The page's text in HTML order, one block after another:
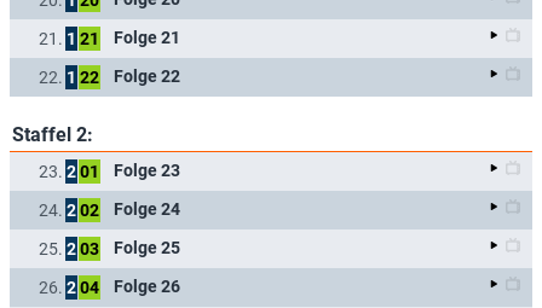
21. 1 21 Folge 21
22. 1 22 Folge 22
Staffel 2:
23. 201 Folge 23
24. 202 Folge 24
25. 203 Folge 25
26. 204 Folge 26